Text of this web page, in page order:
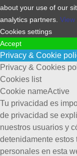
about your use of our
analytics partners. View
Cookies settings
Accept
Privacy & Cookie
Privacy & Cookies
Cookies list
Cookie nameActive
Tu privacidad es
de privacidad se
nuestros usuarios y
detenidamente estos
personales en esta